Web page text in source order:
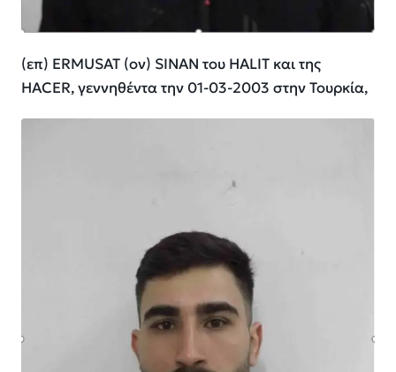
(επ) ERMUSAT (ον) SINAN του HALIT και της
HACER, γεννηθέντα την 01-03-2003 στην Τουρκία,